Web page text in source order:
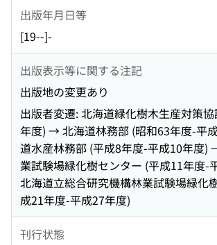
出版年月日等
[19--]-
出版表示等に関する注記
出版地の変更あり
出版者変遷: 北海道緑化樹木生産対策
年度) → 北海道林務部 (昭和63年度-平
道水産林務部 (平成8年度-平成10年度)
業試験場緑化樹センター (平成11年度
北海道立総合研究機構林業試験場緑化
成21年度-平成27年度)
刊行状態